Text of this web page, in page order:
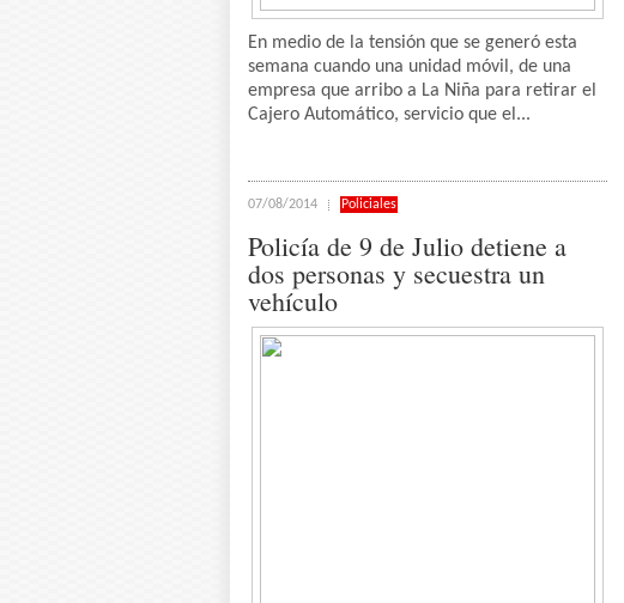
En medio de la tensión que se generó esta
semana cuando una unidad móvil, de una
empresa que arribo a La Niña para retirar el
Cajero Automático, servicio que el...
07/08/2014 Policiales
Policía de 9 de Julio detiene a
dos personas y secuestra un
vehículo